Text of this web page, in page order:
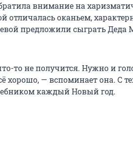
внимание на
отличалась оканьем,
предложили сыграть Деда
то не получится. Нужно и
хорошо, — вспоминает она. С
каждый Новый год.